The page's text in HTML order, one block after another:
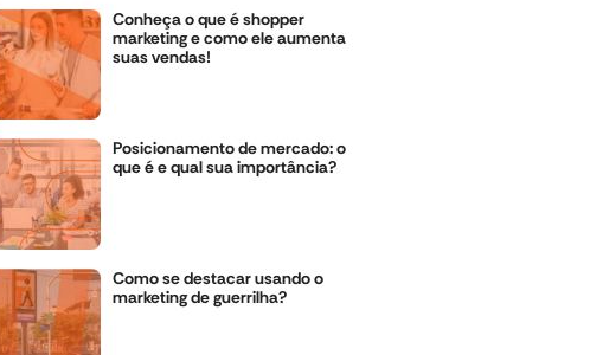
Conheça o que é shopper
marketing e como ele aumenta
suas vendas!
Posicionamento de mercado: o
que é e qual sua importância?
Como se destacar usando o
marketing de guerrilha?